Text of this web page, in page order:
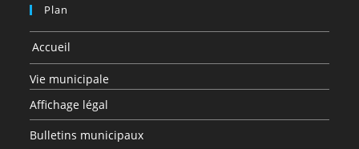
Plan
Accueil
Vie municipale
Affichage légal
Bulletins municipaux